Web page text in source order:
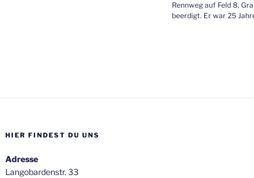
Rennweg auf Feld 8,
beerdigt. Er war 25
HIER FINDEST DU UNS
Adresse
Langobardenstr. 33